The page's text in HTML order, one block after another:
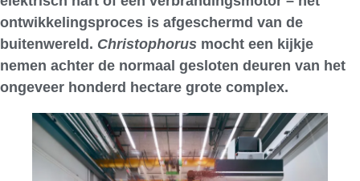
ontwikkelingsproces is afgeschermd van de
buitenwereld. Christophorus mocht een kijkje
nemen achter de normaal gesloten deuren van het
ongeveer honderd hectare grote complex.